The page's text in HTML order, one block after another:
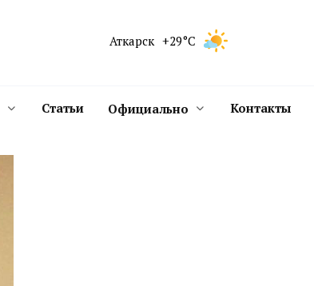
Аткарск +29°C
Статьи Официально Контакты